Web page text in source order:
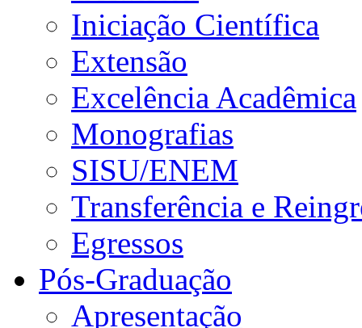
Iniciação Científica
Extensão
Excelência Acadêmica
Monografias
SISU/ENEM
Transferência e
Egressos
Pós-Graduação
Apresentação